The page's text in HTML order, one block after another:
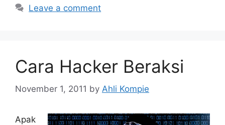
Leave a comment
Cara Hacker Beraksi
November 1, 2011 by Ahli Kompie
Apak